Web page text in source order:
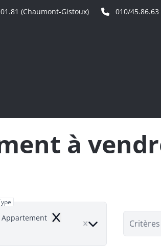
(Chaumont-Gistoux) 010/
à
Appartement Remove